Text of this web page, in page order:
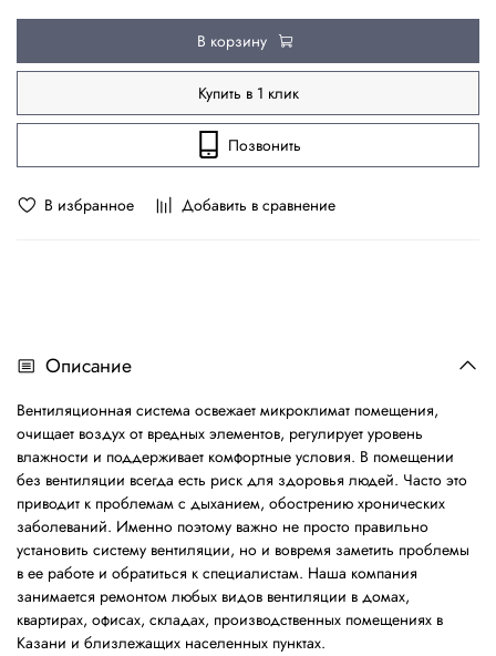
В избранное Добавить в сравнение
В корзину
Купить в 1 клик
Позвонить
Описание
Вентиляционная система освежает микроклимат помещения,
очищает воздух от вредных элементов, регулирует уровень
влажности и поддерживает комфортные условия. В помещении
без вентиляции всегда есть риск для здоровья людей. Часто это
приводит к проблемам с дыханием, обострению хронических
заболеваний. Именно поэтому важно не просто правильно
установить систему вентиляции, но и вовремя заметить проблемы
в ее работе и обратиться к специалистам. Наша компания
занимается ремонтом любых видов вентиляции в домах,
квартирах, офисах, складах, производственных помещениях в
Казани и близлежащих населенных пунктах.